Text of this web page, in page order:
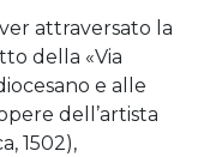
attraversato la
della «Via
e alle
dell’artista
1502),